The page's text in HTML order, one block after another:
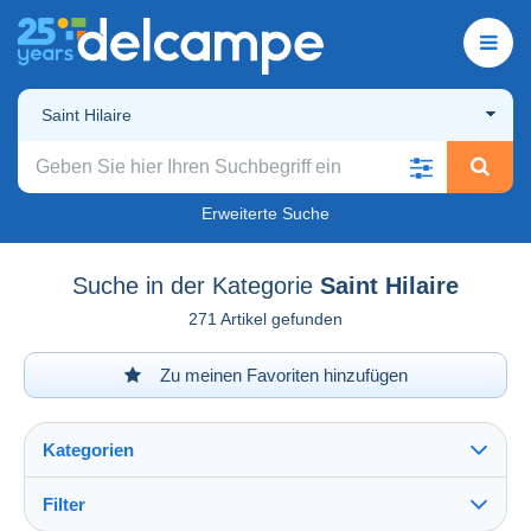
Saint Hilaire
Erweiterte Suche
Suche in der Kategorie Saint Hilaire
271 Artikel gefunden
Zu meinen Favoriten hinzufügen
Kategorien
Filter